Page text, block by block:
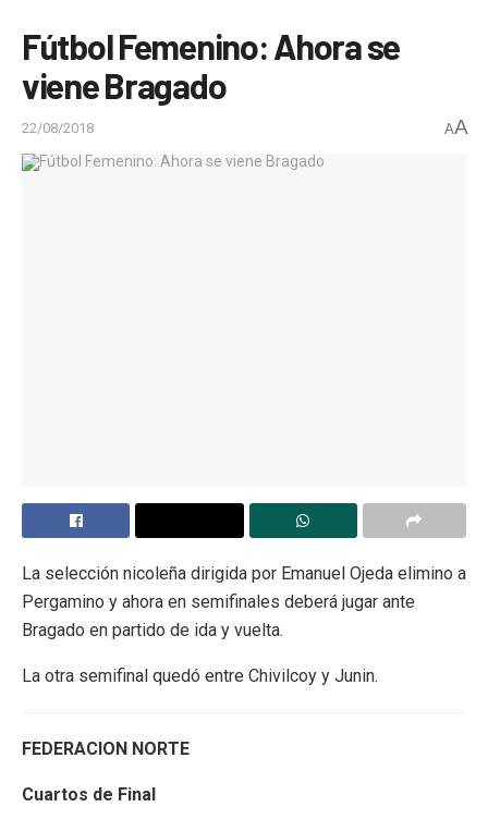
Fútbol Femenino: Ahora se
viene Bragado
22/08/2018 AA
La selección nicoleña dirigida por Emanuel Ojeda elimino a
Pergamino y ahora en semifinales deberá jugar ante
Bragado en partido de ida y vuelta.
La otra semifinal quedó entre Chivilcoy y Junin.
FEDERACION NORTE
Cuartos de Final